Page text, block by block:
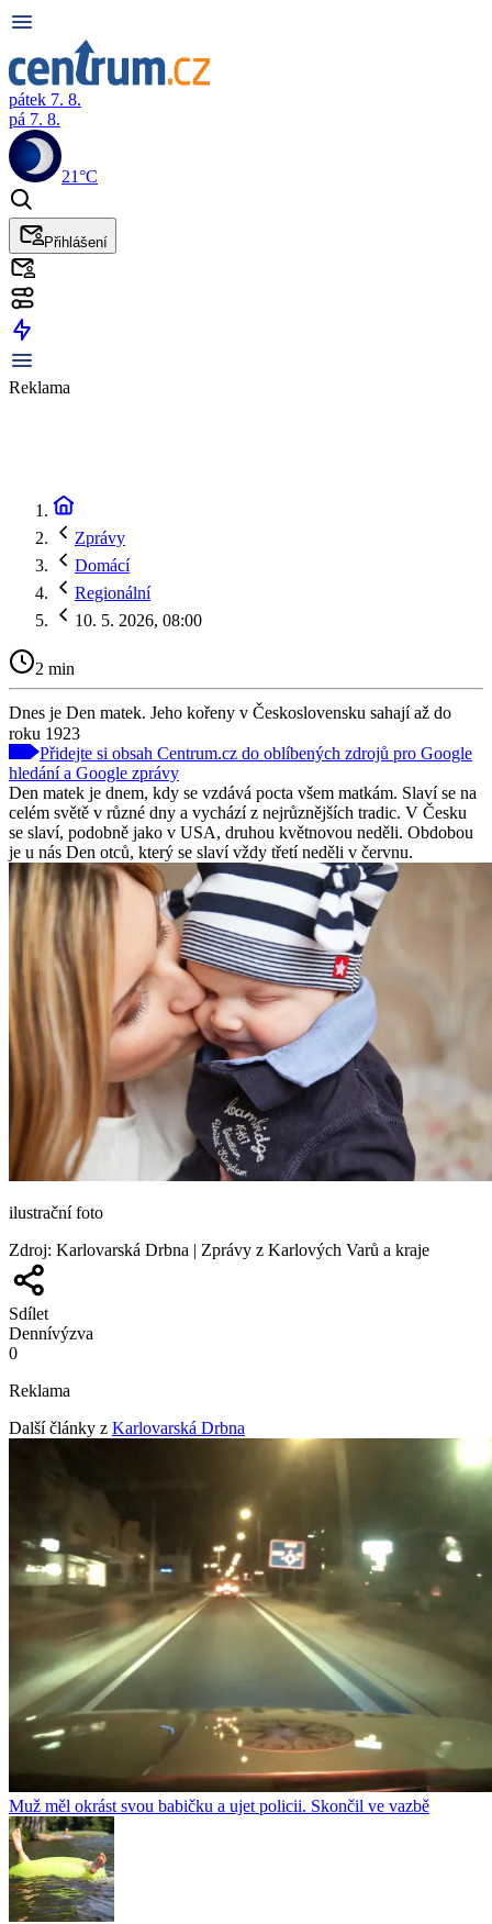
pátek 7. 8.
pá 7. 8.
21°C
Přihlášení
Reklama
Zprávy
Domácí
Regionální
10. 5. 2026, 08:00
2 min
Dnes je Den matek. Jeho kořeny v Československu sahají až do
roku 1923
Přidejte si obsah Centrum.cz do oblíbených zdrojů pro Google
hledání a Google zprávy
Den matek je dnem, kdy se vzdává pocta všem matkám. Slaví se na
celém světě v různé dny a vychází z nejrůznějších tradic. V Česku
se slaví, podobně jako v USA, druhou květnovou neděli. Obdobou
je u nás Den otců, který se slaví vždy třetí neděli v červnu.
ilustrační foto
Zdroj: Karlovarská Drbna | Zprávy z Karlových Varů a kraje
Sdílet
Dennívýzva
0
Reklama
Další články z Karlovarská Drbna
Muž měl okrást svou babičku a ujet policii. Skončil ve vazbě